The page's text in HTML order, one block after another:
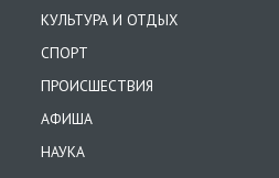
КУЛЬТУРА И ОТДЫХ
СПОРТ
ПРОИСШЕСТВИЯ
АФИША
НАУКА